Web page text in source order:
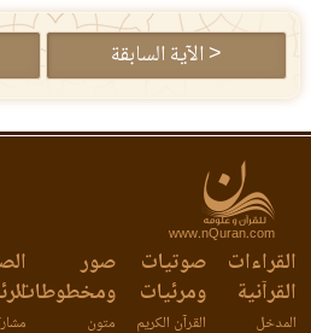
< الآية السابقة
www.nQuran.com
القراءات
القرآنية
المدخل
صوتيات
ومرئيات
القرآن الكريم
صور
ومخطوطات
متون